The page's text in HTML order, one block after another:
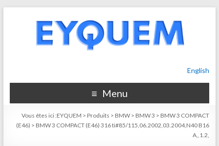
English
Menu
Vous êtes ici :EYQUEM > Produits > BMW > BMW 3 > BMW 3 COMPACT
(E46) > BMW 3 COMPACT (E46) 316 ti#85/115,06.2002,03.2004,N40 B16
A,,1.2,